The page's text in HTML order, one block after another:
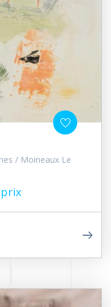
/ Moineaux Le